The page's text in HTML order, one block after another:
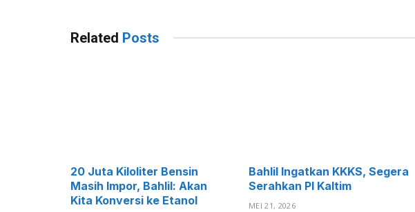
Related Posts
20 Juta Kiloliter Bensin
Masih Impor, Bahlil: Akan
Kita Konversi ke Etanol
Bahlil Ingatkan KKKS, Segera
Serahkan PI Kaltim
MEI 21, 2026